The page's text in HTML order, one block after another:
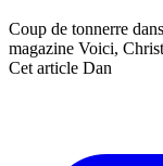
Coup de tonnerre
magazine Voici,
Cet article Dan